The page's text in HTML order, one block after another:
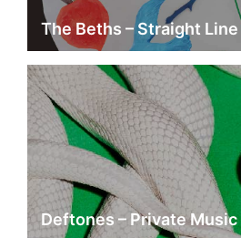
The Beths – Straight Line
Deftones – Private Music